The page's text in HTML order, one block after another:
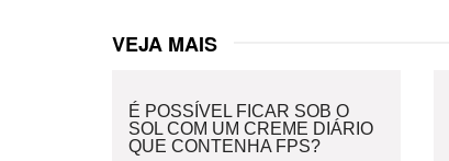
VEJA MAIS
É POSSÍVEL FICAR SOB O
SOL COM UM CREME DIÁRIO
QUE CONTENHA FPS?